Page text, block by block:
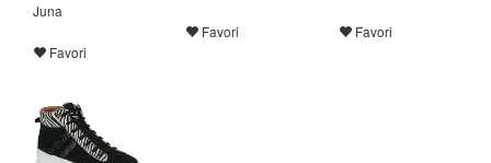
Juna
Favori
Favori Favori